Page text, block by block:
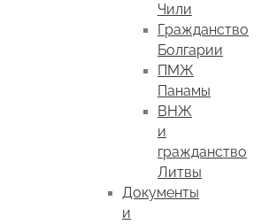
Чили
Гражданство
Болгарии
ПМЖ
Панамы
ВНЖ
и
гражданство
Литвы
Документы
и